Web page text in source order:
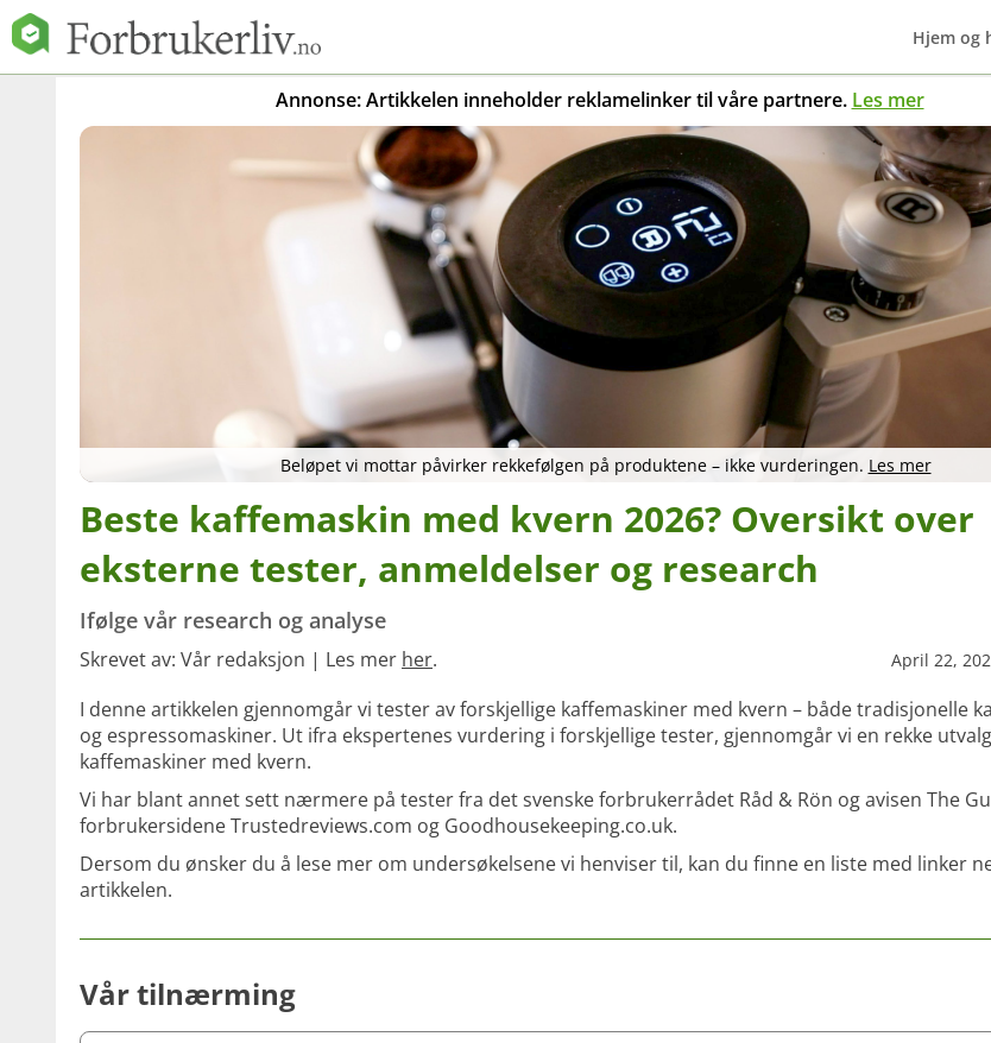
Hjem og
Annonse: Artikkelen inneholder reklamelinker til våre partnere. Les mer
Beløpet vi mottar påvirker rekkefølgen på produktene – ikke vurderingen. Les mer
Beste kaffemaskin med kvern 2026? Oversikt over
eksterne tester, anmeldelser og research
Ifølge vår research og analyse
Skrevet av: Vår redaksjon | Les mer her. April 22,
I denne artikkelen gjennomgår vi tester av forskjellige kaffemaskiner med kvern – både tradisjonelle
og espressomaskiner. Ut ifra ekspertenes vurdering i forskjellige tester, gjennomgår vi en rekke
kaffemaskiner med kvern.
Vi har blant annet sett nærmere på tester fra det svenske forbrukerrådet Råd & Rön og avisen The
forbrukersidene Trustedreviews.com og Goodhousekeeping.co.uk.
Dersom du ønsker du å lese mer om undersøkelsene vi henviser til, kan du finne en liste med linker
artikkelen.
Vår tilnærming